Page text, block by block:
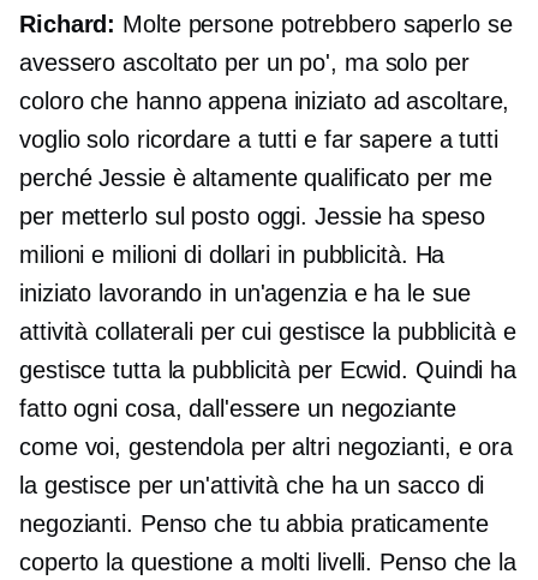
Richard: Molte persone potrebbero saperlo se
avessero ascoltato per un po', ma solo per
coloro che hanno appena iniziato ad ascoltare,
voglio solo ricordare a tutti e far sapere a tutti
perché Jessie è altamente qualificato per me
per metterlo sul posto oggi. Jessie ha speso
milioni e milioni di dollari in pubblicità. Ha
iniziato lavorando in un'agenzia e ha le sue
attività collaterali per cui gestisce la pubblicità e
gestisce tutta la pubblicità per Ecwid. Quindi ha
fatto ogni cosa, dall'essere un negoziante
come voi, gestendola per altri negozianti, e ora
la gestisce per un'attività che ha un sacco di
negozianti. Penso che tu abbia praticamente
coperto la questione a molti livelli. Penso che la